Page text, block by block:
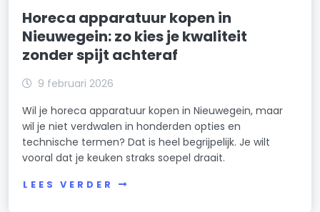
Horeca apparatuur kopen in
Nieuwegein: zo kies je kwaliteit
zonder spijt achteraf
9 februari 2026
Wil je horeca apparatuur kopen in Nieuwegein, maar
wil je niet verdwalen in honderden opties en
technische termen? Dat is heel begrijpelijk. Je wilt
vooral dat je keuken straks soepel draait.
LEES VERDER